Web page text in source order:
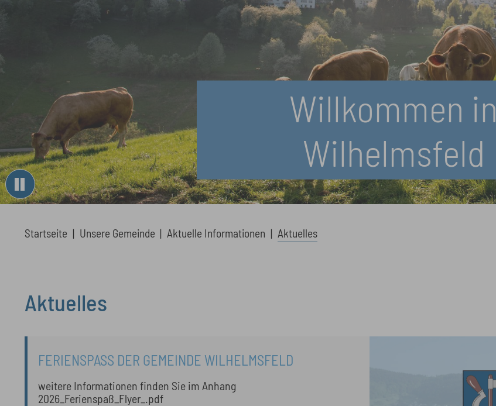
Willkommen in
Wilhelmsfeld
Startseite Unsere Gemeinde Aktuelle Informationen Aktuelles
Aktuelles
FERIENSPASS DER GEMEINDE WILHELMSFELD
weitere Informationen finden Sie im Anhang
2026_Ferienspaß_Flyer_.pdf